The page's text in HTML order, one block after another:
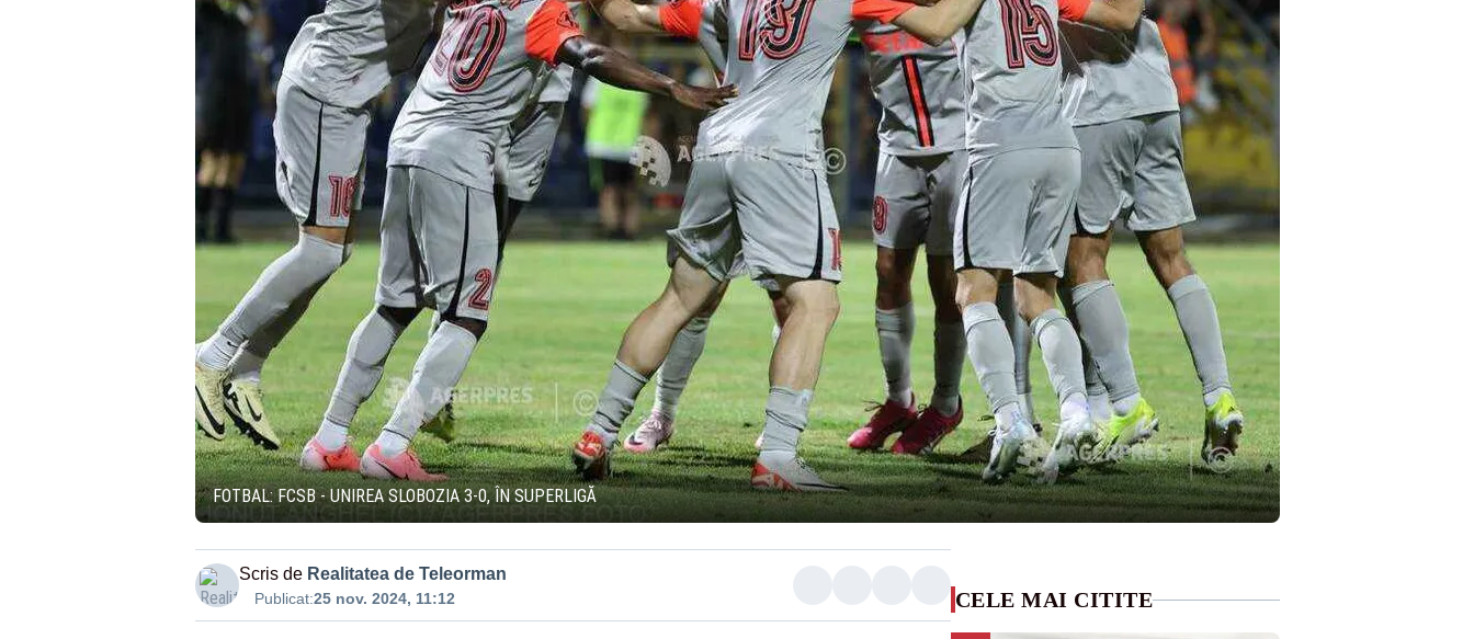
FOTBAL: FCSB - UNIREA SLOBOZIA 3-0, ÎN SUPERLIGĂ
Scris de Realitatea de Teleorman
Publicat:25 nov. 2024, 11:12 CELE MAI CITITE